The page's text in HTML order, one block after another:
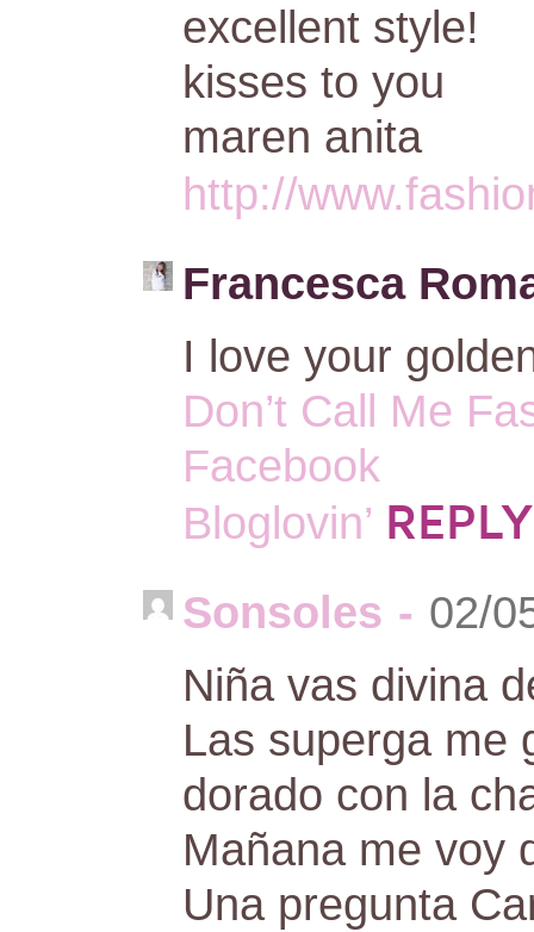
excellent style!
kisses to you
maren anita
http://
Francesca
I love your
Don’t Call Me
Facebook
Bloglovin’ REPLY
Sonsoles - 02/
Niña vas divina
Las superga me
dorado con la
Mañana me voy
Una pregunta